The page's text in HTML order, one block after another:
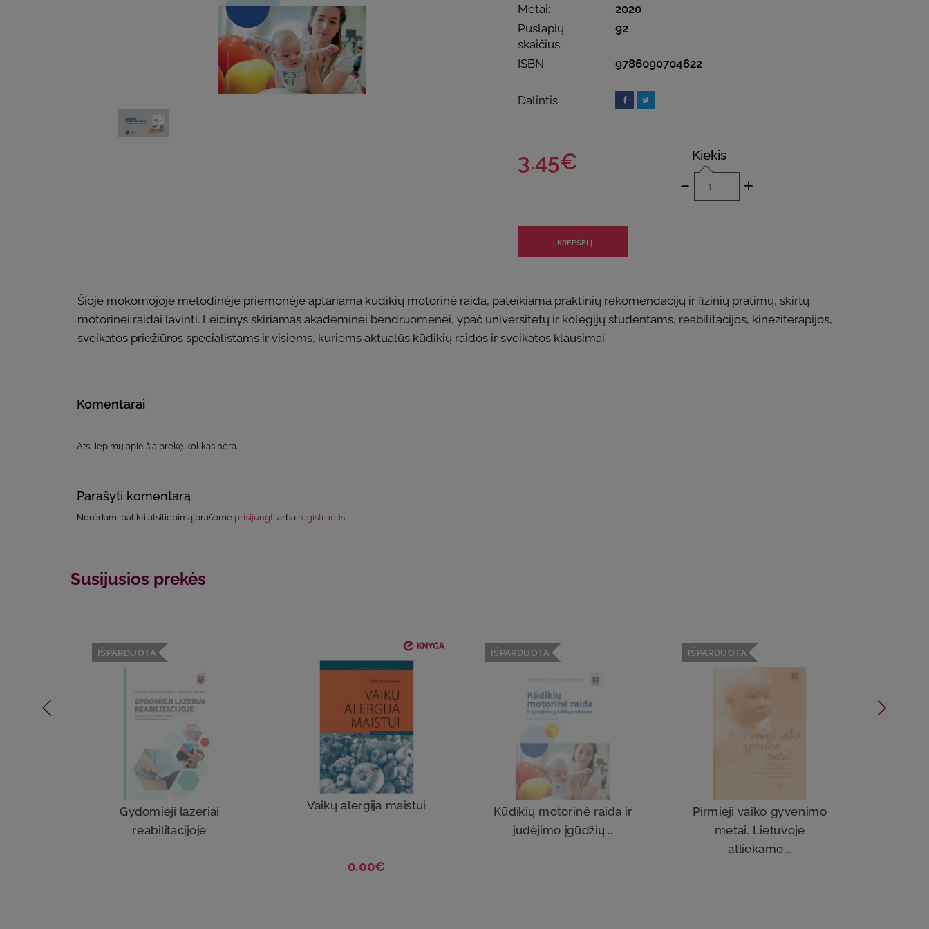
Metai:
2020
Puslapių
skaičius:
92
ISBN 9786090704622
Dalintis
3.45€ Kiekis
- +
Šioje mokomojoje metodinėje priemonėje aptariama kūdikių motorinė raida, pateikiama praktinių rekomendacijų ir fizinių pratimų, skirtų
motorinei raidai lavinti. Leidinys skiriamas akademinei bendruomenei, ypač universitetų ir kolegijų studentams, reabilitacijos, kineziterapijos,
sveikatos priežiūros specialistams ir visiems, kuriems aktualūs kūdikių raidos ir sveikatos klausimai.
Komentarai
Atsiliepimų apie šią prekę kol kas nėra.
Parašyti komentarą
Norėdami palikti atsiliepimą prašome prisijungti arba registruotis
Susijusios prekės
IŠPARDUOTA
Gydomieji lazeriai
reabilitacijoje
Vaikų alergija maistui
0.00€
IŠPARDUOTA
Kūdikių motorinė raida ir
judėjimo įgūdžių...
IŠPARDUOTA
Pirmieji vaiko gyvenimo
metai. Lietuvoje
atliekamo...